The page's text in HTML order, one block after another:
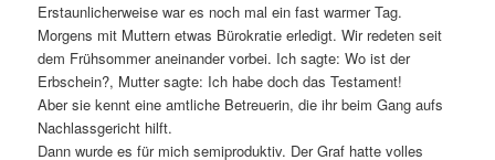
Erstaunlicherweise war es noch mal ein fast warmer Tag.
Morgens mit Muttern etwas Bürokratie erledigt. Wir redeten seit
dem Frühsommer aneinander vorbei. Ich sagte: Wo ist der
Erbschein?, Mutter sagte: Ich habe doch das Testament!
Aber sie kennt eine amtliche Betreuerin, die ihr beim Gang aufs
Nachlassgericht hilft.
Dann wurde es für mich semiproduktiv. Der Graf hatte volles